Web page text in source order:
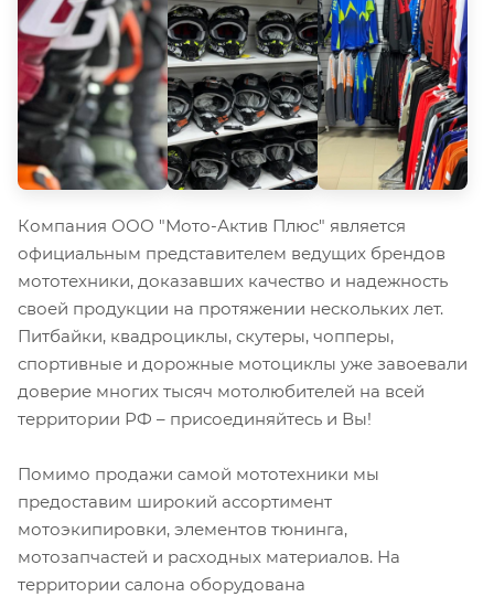
Компания ООО "Мото-Актив Плюс" является
официальным представителем ведущих брендов
мототехники, доказавших качество и надежность
своей продукции на протяжении нескольких лет.
Питбайки, квадроциклы, скутеры, чопперы,
спортивные и дорожные мотоциклы уже завоевали
доверие многих тысяч мотолюбителей на всей
территории РФ – присоединяйтесь и Вы!
Помимо продажи самой мототехники мы
предоставим широкий ассортимент
мотоэкипировки, элементов тюнинга,
мотозапчастей и расходных материалов. На
территории салона оборудована